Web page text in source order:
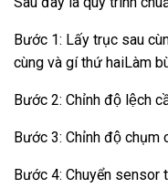
Bước 1: Lấy trục sau
cùng và gí thứ haiLàm
Bước 2: Chỉnh độ lệch
Bước 3: Chỉnh độ chụm
Bước 4: Chuyển